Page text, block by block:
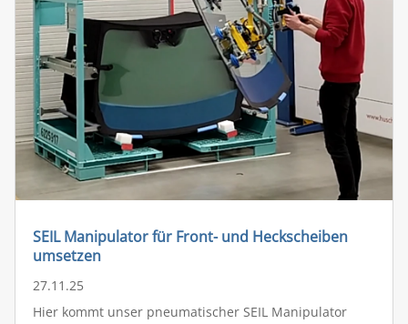
SEIL Manipulator für Front- und Heckscheiben
umsetzen
27.11.25
Hier kommt unser pneumatischer SEIL Manipulator